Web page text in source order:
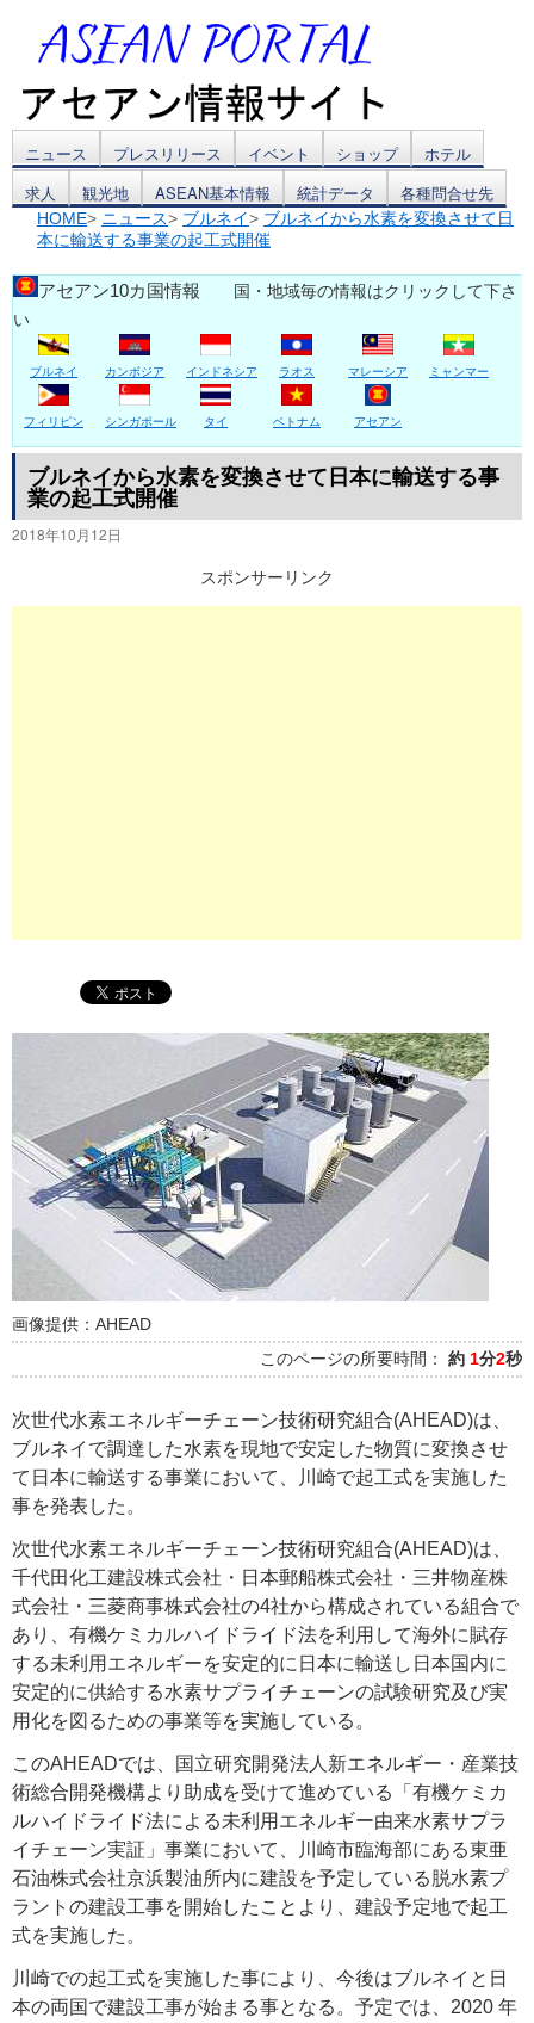
コ
ン
テ
ン
ツ
へ
ス
キ
ッ
ニュース プレスリリース イベント ショップ
ホテル
求人
観光地 ASEAN基本情報 統計データ 各種問合せ先
HOME> ニュース> ブルネイ> ブルネイから水素を変換させて日
本に輸送する事業の起工式開催
アセアン10カ国情報 国・地域毎の情報はクリックして下さ
い
ブルネイ カンボジア インドネシア ラオス マレーシア ミャンマー
フィリピン シンガポール タイ ベトナム アセアン
ブルネイから水素を変換させて日本に輸送する事
業の起工式開催
2018年10月12日
スポンサーリンク
画像提供：AHEAD
このページの所要時間： 約 1分2秒
次世代水素エネルギーチェーン技術研究組合(AHEAD)は、
ブルネイで調達した水素を現地で安定した物質に変換させ
て日本に輸送する事業において、川崎で起工式を実施した
事を発表した。
次世代水素エネルギーチェーン技術研究組合(AHEAD)は、
千代田化工建設株式会社・日本郵船株式会社・三井物産株
式会社・三菱商事株式会社の4社から構成されている組合で
あり、有機ケミカルハイドライド法を利用して海外に賦存
する未利用エネルギーを安定的に日本に輸送し日本国内に
安定的に供給する水素サプライチェーンの試験研究及び実
用化を図るための事業等を実施している。
このAHEADでは、国立研究開発法人新エネルギー・産業技
術総合開発機構より助成を受けて進めている「有機ケミカ
ルハイドライド法による未利用エネルギー由来水素サプラ
イチェーン実証」事業において、川崎市臨海部にある東亜
石油株式会社京浜製油所内に建設を予定している脱水素プ
ラントの建設工事を開始したことより、建設予定地で起工
式を実施した。
川崎での起工式を実施した事により、今後はブルネイと日
本の両国で建設工事が始まる事となる。予定では、2020 年